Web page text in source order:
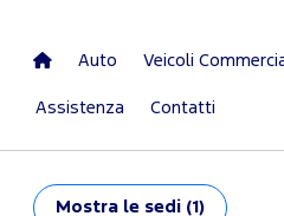
Auto Veicoli
Assistenza Contatti
Mostra le sedi (1)